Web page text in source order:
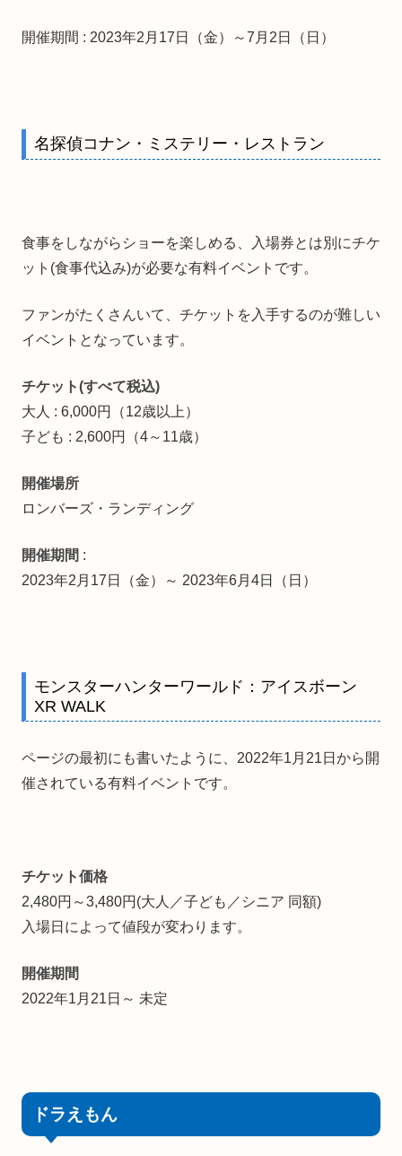
開催期間 : 2023年2月17日（金）～7月2日（日）
名探偵コナン・ミステリー・レストラン
食事をしながらショーを楽しめる、入場券とは別にチケ
ット(食事代込み)が必要な有料イベントです。
ファンがたくさんいて、チケットを入手するのが難しい
イベントとなっています。
チケット(すべて税込)
大人 : 6,000円（12歳以上）
子ども : 2,600円（4～11歳）
開催場所
ロンバーズ・ランディング
開催期間 :
2023年2月17日（金）～ 2023年6月4日（日）
モンスターハンターワールド：アイスボーン
XR WALK
ページの最初にも書いたように、2022年1月21日から開
催されている有料イベントです。
チケット価格
2,480円～3,480円(大人／子ども／シニア 同額)
入場日によって値段が変わります。
開催期間
2022年1月21日～ 未定
ドラえもん